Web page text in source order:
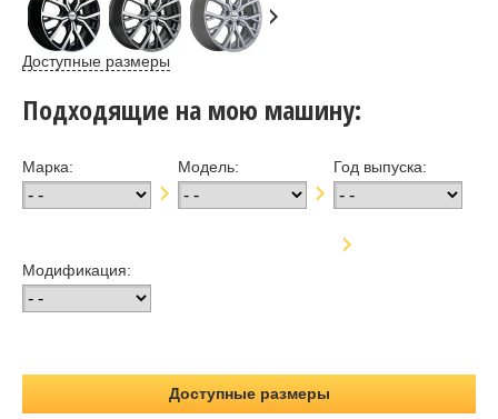
Доступные размеры
Подходящие на мою машину:
Марка: Модель: Год выпуска:
Модификация:
Доступные размеры